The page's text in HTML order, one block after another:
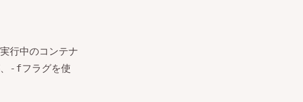
行中のコンテナ
-fフラグを使